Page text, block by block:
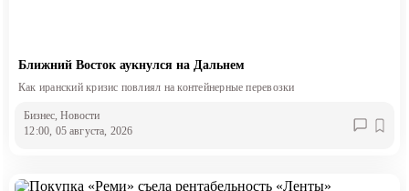
Ближний Восток аукнулся на Дальнем
Как иранский кризис повлиял на контейнерные перевозки
Бизнес, Новости
12:00, 05 августа, 2026